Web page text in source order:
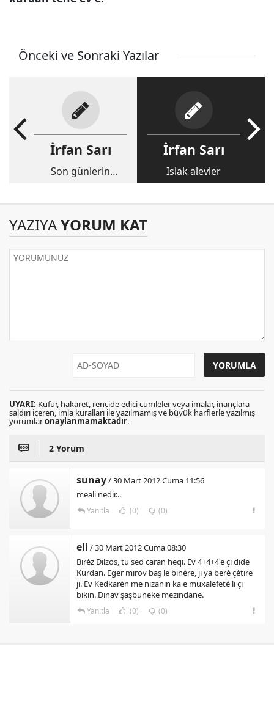
Önceki ve Sonraki Yazılar
İrfan Sarı
Son günlerin
İrfan Sarı
Islak alevler
YAZIYAYORUM KAT
UYARI: Küfür, hakaret, rencide edici cümleler veya imalar, inançlara
saldırı içeren, imla kuralları ile yazılmamış ve büyük harflerle yazılmış
yorumlaronaylanmamaktadır.
2 Yorum
sunay/ 30 Mart 2012 Cuma 11:56
meali nedir...
Yanıtla (0) (0)
eli / 30 Mart 2012 Cuma 08:30
Bıréz Dılzos, tu sed caran heqi. Ev 4+4+4'e çı dıde
Kurdan. Eger mırov baş le bınére, jı ya beré çétıre
ji. Ev Kedkarén me nızanın ka e muxalefeté lı çı
bıkın. Dınav şaşbuneke mezındane.
Yanıtla (0) (0)